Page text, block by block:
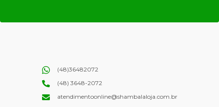
(48)36482072
(48) 3648-2072
atendimentoonline@shambalaloja.com.br